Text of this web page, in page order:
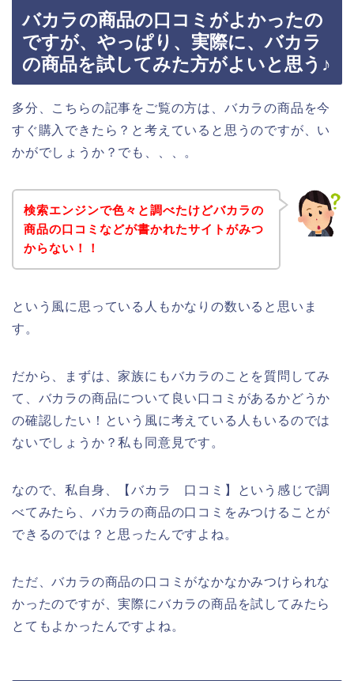
バカラの商品の口コミがよかったの
ですが、やっぱり、実際に、バカラ
の商品を試してみた方がよいと思う♪
多分、こちらの記事をご覧の方は、バカラの商品を今
すぐ購入できたら？と考えていると思うのですが、い
かがでしょうか？でも、、、。
検索エンジンで色々と調べたけどバカラの
商品の口コミなどが書かれたサイトがみつ
からない！！
という風に思っている人もかなりの数いると思いま
す。
だから、まずは、家族にもバカラのことを質問してみ
て、バカラの商品について良い口コミがあるかどうか
の確認したい！という風に考えている人もいるのでは
ないでしょうか？私も同意見です。
なので、私自身、【バカラ 口コミ】という感じで調
べてみたら、バカラの商品の口コミをみつけることが
できるのでは？と思ったんですよね。
ただ、バカラの商品の口コミがなかなかみつけられな
かったのですが、実際にバカラの商品を試してみたら
とてもよかったんですよね。